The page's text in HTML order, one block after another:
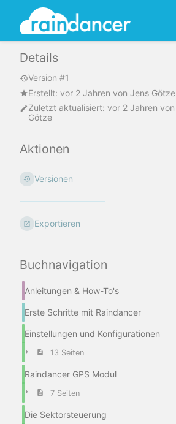
Details
Version #1
Erstellt: vor 2 Jahren von Jens Götze
Zuletzt aktualisiert: vor 2 Jahren von
Götze
Aktionen
Versionen
Exportieren
Buchnavigation
Anleitungen & How-To's
Erste Schritte mit Raindancer
Einstellungen und Konfigurationen
13 Seiten
Raindancer GPS Modul
7 Seiten
Die Sektorsteuerung